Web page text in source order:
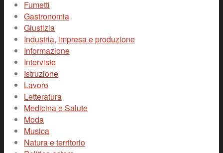
Fumetti
Gastronomia
Giustizia
Industria, impresa e produzione
Informazione
Interviste
Istruzione
Lavoro
Letteratura
Medicina e Salute
Moda
Musica
Natura e territorio